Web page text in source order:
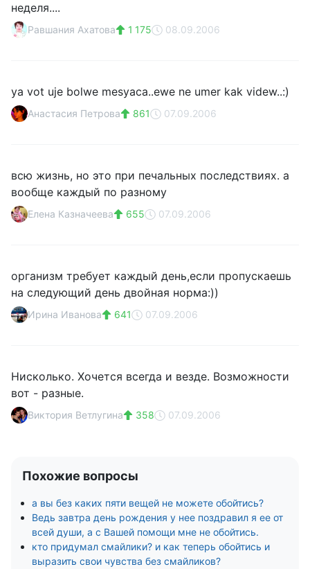
неделя....
Равшания Ахатова 1 175 08.09.2006
ya vot uje bolwe mesyaca..ewe ne umer kak videw..:)
Анастасия Петрова 861 07.09.2006
всю жизнь, но это при печальных последствиях. а
вообще каждый по разному
Елена Казначеева 655 07.09.2006
организм требует каждый день,если пропускаешь
на следующий день двойная норма:))
Ирина Иванова 641 07.09.2006
Нисколько. Хочется всегда и везде. Возможности
вот - разные.
Виктория Ветлугина 358 07.09.2006
Похожие вопросы
а вы без каких пяти вещей не можете обойтись?
Ведь завтра день рождения у нее поздравил я ее от
всей души, а с Вашей помощи мне не обойтись.
кто придумал смайлики? и как теперь обойтись и
выразить свои чувства без смайликов?